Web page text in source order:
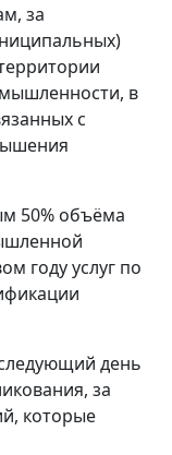
за
в
с
50% объёма
году услуг по
день
за
которые